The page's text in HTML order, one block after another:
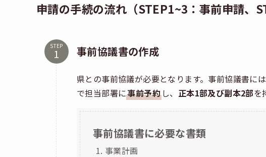
申請の手続の流れ（STEP1~3：事前申請、
STEP 事前協議書の作成
県との事前協議が必要となります。事前協議書に
で担当部署に事前予約 し、 正本1部及び副本2部を
事前協議書に必要な書類
事業計画